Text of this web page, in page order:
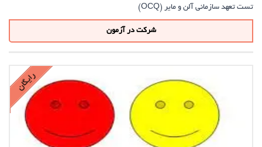
تست تعهد سازمانی آلن و مایر (OCQ)
شرکت در آزمون
رایگان